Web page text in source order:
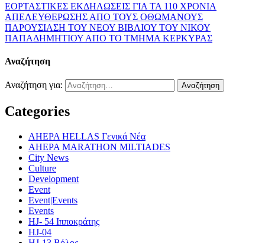
ΕΟΡΤΑΣΤΙΚΕΣ ΕΚΔΗΛΩΣΕΙΣ ΓΙΑ ΤΑ 110 ΧΡΟΝΙΑ
ΑΠΕΛΕΥΘΕΡΩΣΗΣ ΑΠΟ ΤΟΥΣ ΟΘΩΜΑΝΟΥΣ
ΠΑΡΟΥΣΙΑΣΗ ΤΟΥ ΝΕΟΥ ΒΙΒΛΙΟΥ ΤΟΥ ΝΙΚΟΥ
ΠΑΠΑΔΗΜΗΤΙΟΥ ΑΠΟ ΤΟ ΤΜΗΜΑ ΚΕΡΚΥΡΑΣ
Αναζήτηση
Αναζήτηση για:
Categories
AHEPA HELLAS Γενικά Νέα
AHEPA MARATHON MILTIADES
City News
Culture
Development
Event
Event|Events
Events
HJ- 54 Ιπποκράτης
HJ-04